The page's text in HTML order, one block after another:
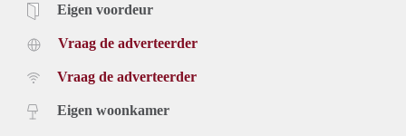
Eigen voordeur
Vraag de adverteerder
Vraag de adverteerder
Eigen woonkamer